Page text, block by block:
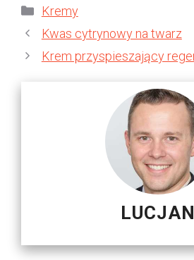
Kategorie
Kremy
Kwas cytrynowy na twarz
Krem przyspieszający
LUCJAN